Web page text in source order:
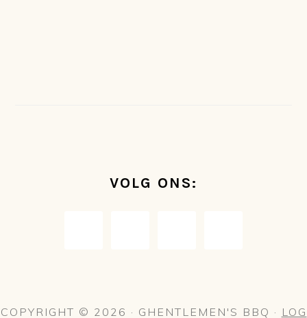
VOLG ONS:
COPYRIGHT © 2026 · GHENTLEMEN'S BBQ · LOG